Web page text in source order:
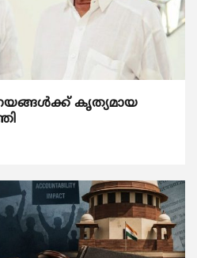
കൃത്യമായ